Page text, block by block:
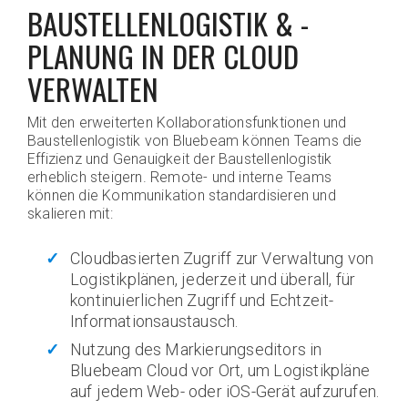
BAUSTELLENLOGISTIK & -
PLANUNG IN DER CLOUD
VERWALTEN
Mit den erweiterten Kollaborationsfunktionen und
Baustellenlogistik von Bluebeam können Teams die
Effizienz und Genauigkeit der Baustellenlogistik
erheblich steigern. Remote- und interne Teams
können die Kommunikation standardisieren und
skalieren mit:
Cloudbasierten Zugriff zur Verwaltung von
Logistikplänen, jederzeit und überall, für
kontinuierlichen Zugriff und Echtzeit-
Informationsaustausch.
Nutzung des Markierungseditors in
Bluebeam Cloud vor Ort, um Logistikpläne
auf jedem Web- oder iOS-Gerät aufzurufen.